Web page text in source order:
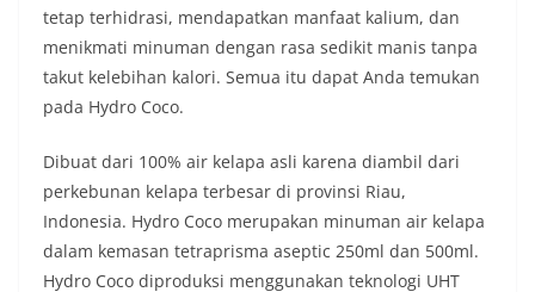
tetap terhidrasi, mendapatkan manfaat kalium, dan
menikmati minuman dengan rasa sedikit manis tanpa
takut kelebihan kalori. Semua itu dapat Anda temukan
pada Hydro Coco.
Dibuat dari 100% air kelapa asli karena diambil dari
perkebunan kelapa terbesar di provinsi Riau,
Indonesia. Hydro Coco merupakan minuman air kelapa
dalam kemasan tetraprisma aseptic 250ml dan 500ml.
Hydro Coco diproduksi menggunakan teknologi UHT